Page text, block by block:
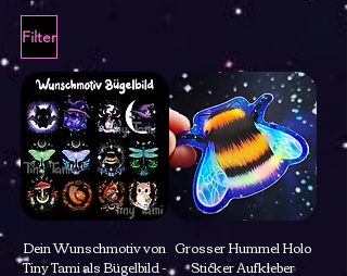
Filter
Dein Wunschmotiv von
Tiny Tami als Bügelbild -
Grosser Hummel Holo
Sticker Aufkleber